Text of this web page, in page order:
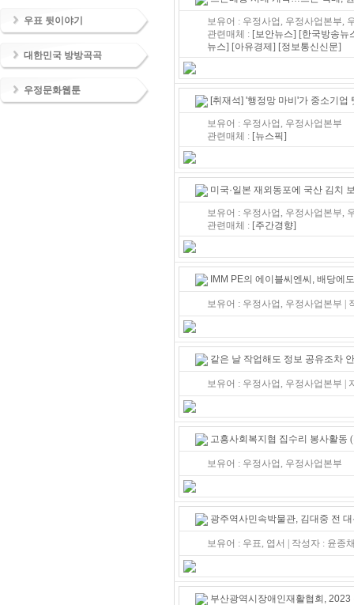
우표 뒷이야기
대한민국 방방곡곡
우정문화웹툰
보유어 : 우정사업, 우정사업본부,
관련매체 : [보안뉴스] [한국방송뉴
뉴스] [아유경제] [정보통신신문]
[취재석] '행정망 마비'가 중소기업
보유어 : 우정사업, 우정사업본부
관련매체 : [뉴스픽]
미국·일본 재외동포에 국산 김치
보유어 : 우정사업, 우정사업본부,
관련매체 : [주간경향]
IMM PE의 에이블씨엔씨, 배당에
보유어 : 우정사업, 우정사업본부
같은 날 작업해도 정보 공유조차
보유어 : 우정사업, 우정사업본부 |
고흥사회복지협 집수리 봉사활동
보유어 : 우정사업, 우정사업본부
광주역사민속박물관, 김대중 전
보유어 : 우표, 엽서 | 작성자 : 윤
부산광역시장애인재활협회,